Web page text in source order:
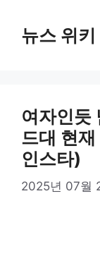
뉴스 위키
여자인듯
드대 현
인스타)
2025년 07월